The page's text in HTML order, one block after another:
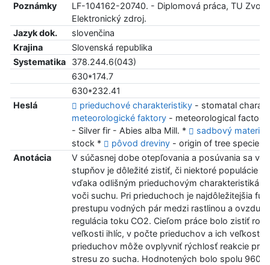
Poznámky
LF-104162-20740. - Diplomová práca, TU
Elektronický zdroj.
Jazyk dok.
slovenčina
Krajina
Slovenská republika
Systematika
378.244.6(043)
630*174.7
630*232.41
Heslá
prieduchové charakteristiky- stomatal
meteorologické faktory- meteorological
- Silver fir - Abies alba Mill. *
sadbový materiál
stock *
pôvod dreviny- origin of tree species
Anotácia
V súčasnej dobe otepľovania a posúvania sa
stupňov je dôležité zistiť, či niektoré populácie
vďaka odlišným prieduchovým charakteristikám
voči suchu. Pri prieduchoch je najdôležitejšia
prestupu vodných pár medzi rastlinou a
regulácia toku CO2. Cieľom práce bolo zistiť
veľkosti ihlíc, v počte prieduchov a ich veľkosti.
prieduchov môže ovplyvniť rýchlosť reakcie pri
stresu zo sucha. Hodnotených bolo spolu 960